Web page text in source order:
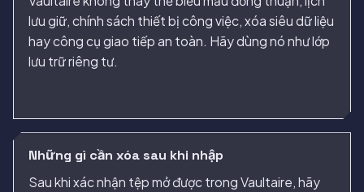
lưu giữ, chính sách thiết bị công việc, xóa siêu dữ liệu
hay công cụ giao tiếp an toàn. Hãy dùng nó như lớp
lưu trữ riêng tư.
Những gì cần xóa sau khi nhập
Sau khi xác nhận tệp mở được trong Vaultaire, hãy